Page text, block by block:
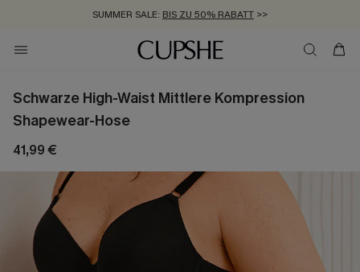
SUMMER SALE: BIS ZU 50% RABATT >>
ZUM NEWSLETTER:BIS ZU -20% EXTRA ERHALTEN
KOSTENLOSER VERSAND AB 89 €
Schwarze High-Waist Mittlere Kompression
Shapewear-Hose
41,99 €